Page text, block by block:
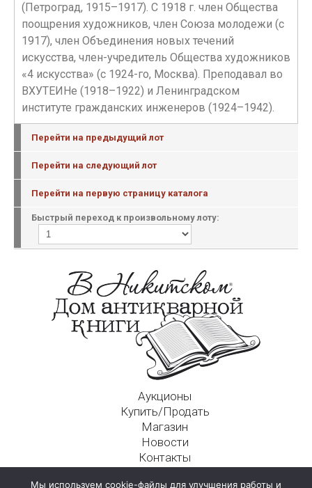
(Петроград, 1915–1917). С 1918 г. член Общества
поощрения художников, член Союза молодежи (с
1917), член Объединения новых течений
искусства, член-учредитель Общества художников
«4 искусства» (с 1924-го, Москва). Преподавал во
ВХУТЕИНе (1918–1922) и Ленинградском
институте гражданских инженеров (1924–1942).
Перейти на предыдущий лот
Перейти на следующий лот
Перейти на первую страницу каталога
Быстрый переход к произвольному лоту:
Аукционы
Купить/Продать
Магазин
Новости
Контакты
Мы используем cookie-файлы для улучшения работы и